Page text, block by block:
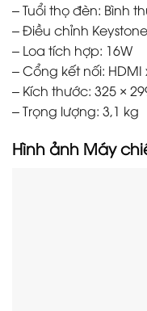
– Tuổi thọ đèn: Bình
– Điều chỉnh
– Loa tích hợp: 16W
– Cổng kết nối: HDMI
– Kích thước: 325 ×
– Trọng lượng: 3,1 kg
Hình ảnh Máy